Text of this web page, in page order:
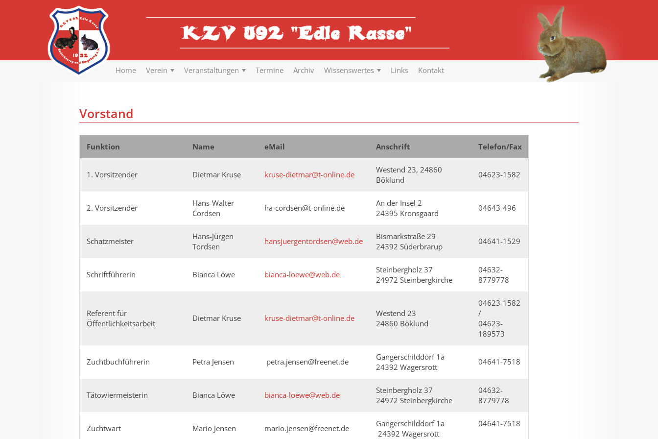
Home Verein Veranstaltungen Termine Archiv Wissenswertes Links Kontakt
Vorstand
Funktion Name eMail Anschrift Telefon/Fax
1. Vorsitzender Dietmar Kruse kruse-dietmar@t-online.de
Westend 23, 24860
Böklund
04623-1582
2. Vorsitzender
Hans-Walter
Cordsen
ha-cordsen@t-online.de
An der Insel 2
24395 Kronsgaard
04643-496
Schatzmeister
Hans-Jürgen
Tordsen
hansjuergentordsen@web.de
Bismarkstraße 29
24392 Süderbrarup
04641-1529
Schriftführerin Bianca Löwe bianca-loewe@web.de
Steinbergholz 37
24972 Steinbergkirche
04632-
8779778
Referent für
Öffentlichkeitsarbeit
Dietmar Kruse kruse-dietmar@t-online.de
Westend 23
24860 Böklund
04623-1582
/
04623-
189573
Zuchtbuchführerin Petra Jensen petra.jensen@freenet.de
Gangerschilddorf 1a
24392 Wagersrott
04641-7518
Tätowiermeisterin Bianca Löwe bianca-loewe@web.de
Steinbergholz 37
24972 Steinbergkirche
04632-
8779778
Zuchtwart Mario Jensen mario.jensen@freenet.de
Gangerschilddorf 1a
24392 Wagersrott
04641-7518